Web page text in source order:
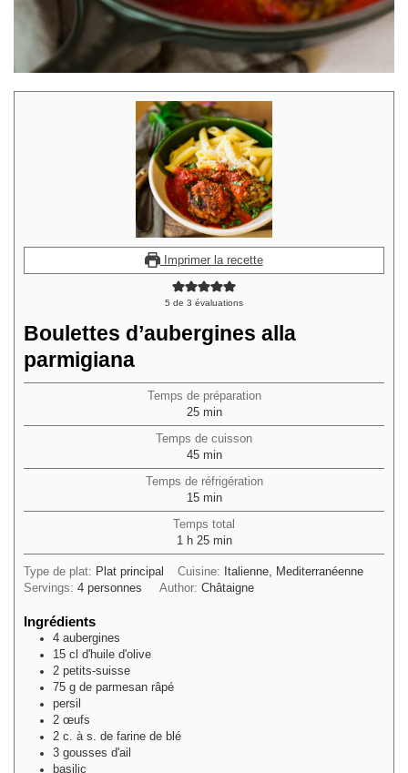
Imprimer la recette
5 de 3 évaluations
Boulettes d’aubergines alla
parmigiana
Temps de préparation
25minutes
min
Temps de cuisson
45minutes
min
Temps de réfrigération
15minutes
min
Temps total
1 heure
h 25minutes
min
Type de plat: Plat principal Cuisine:
Italienne, Mediterranéenne
Servings: 4 personnes Author:Châtaigne
Ingrédients
4 aubergines
15 cl d'huile d'olive
2 petits-suisse
75 g de parmesan râpé
persil
2 œufs
2 c. à s. de farine de blé
3 gousses d'ail
basilic